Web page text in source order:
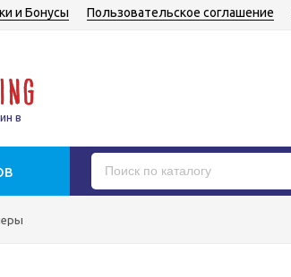
и Бонусы Пользовательское соглашение
в